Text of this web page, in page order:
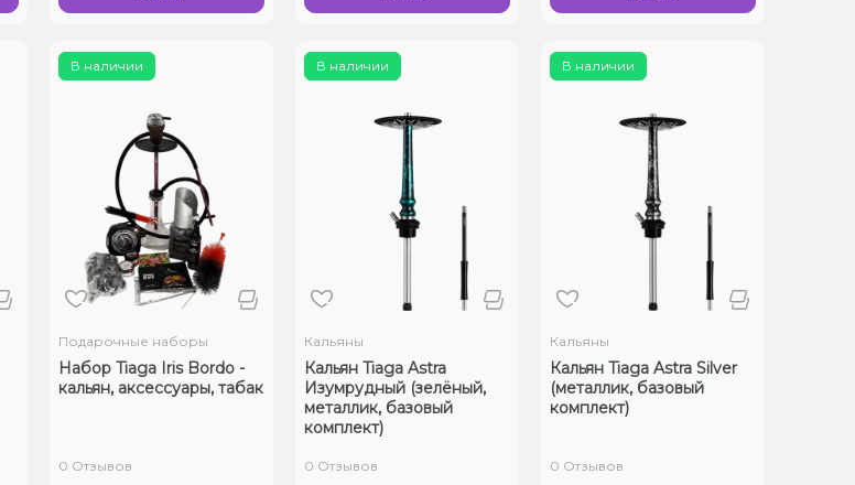
В наличии
Подарочные наборы
Набор Tiaga Iris Bordo -
кальян, аксессуары, табак
0 Отзывов
В наличии
Кальяны
Кальян Tiaga Astra
Изумрудный (зелёный,
металлик, базовый
комплект)
0 Отзывов
В наличии
Кальяны
Кальян Tiaga Astra Silver
(металлик, базовый
комплект)
0 Отзывов